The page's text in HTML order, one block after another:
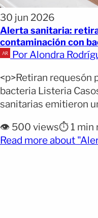
30 jun 2026
Alerta sanitaria:
contaminación con
Por Alondra
<p>Retiran requesón
bacteria Listeria
sanitarias emitieron
posible riesgo para la
anunciada por La
👁️ 500 views⏱️ 1 min
Read more about